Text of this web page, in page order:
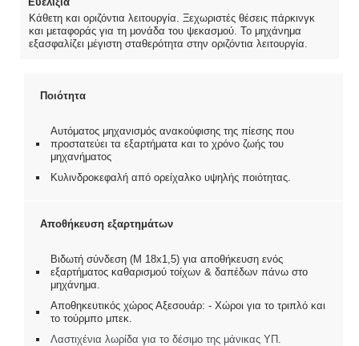
Κάθετη και οριζόντια λειτουργία. Ξεχωριστές θέσεις πάρκινγκ
και μεταφοράς για τη μονάδα του ψεκασμού. Το μηχάνημα
εξασφαλίζει μέγιστη σταθερότητα στην οριζόντια λειτουργία.
Ποιότητα
Αυτόματος μηχανισμός ανακούφισης της πίεσης που
προστατεύει τα εξαρτήματα και το χρόνο ζωής του
μηχανήματος
Κυλινδροκεφαλή από ορείχαλκο υψηλής ποιότητας.
Αποθήκευση εξαρτημάτων
Βιδωτή σύνδεση (Μ 18x1,5) για αποθήκευση ενός
εξαρτήματος καθαρισμού τοίχων & δαπέδων πάνω στο
μηχάνημα.
Αποθηκευτικός χώρος Αξεσουάρ: - Χώροι για το τριπλό και
το τούρμπο μπεκ.
Λαστιχένια λωρίδα για το δέσιμο της μάνικας ΥΠ.